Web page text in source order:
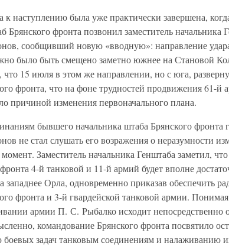
к наступлению была уже практически завершена,
Брянского фронта позвонил заместитель начальника
сообщивший новую «вводную»: направление
было быть смещено заметно южнее на Становой
15 июля в этом же направлении, но с юга,
фронта, что на фоне трудностей продвижения 61-й
причиной изменения первоначального плана.
бывшего начальника штаба Брянского фронта
не стал слушать его возражения о неразумности
Заместитель начальника Генштаба заметил,
4-й танковой и 11-й армий будет вполне
западнее Орла, одновременно приказав обеспечить
фронта и 3-й гвардейской танковой армии.
армии П. С. Рыбалко исходит непосредственно
командование Брянского фронта посвятило
задач танковым соединениям и налаживанию